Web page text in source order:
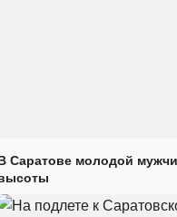
Саратове молодой